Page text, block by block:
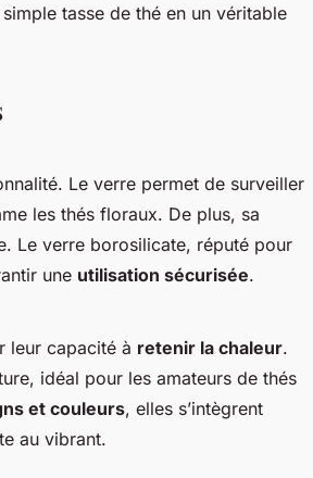
tasse de thé en un véritable
Le verre permet de surveiller
les thés floraux. De plus, sa
Le verre borosilicate, réputé pour
une utilisation sécurisée.
leur capacité à retenir la chaleur.
idéal pour les amateurs de thés
et couleurs, elles s’intègrent
au vibrant.